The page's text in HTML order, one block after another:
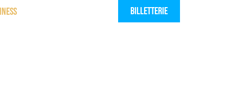
Billetterie